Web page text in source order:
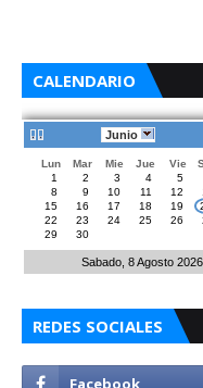
CALENDARIO
Junio
Lun Mar Mie Jue Vie
1
2 3 4 5
8
9 10 11 12
15
16 17 18 19
22
23 24 25 26
29
30
Sabado, 8 Agosto 2026
REDES SOCIALES